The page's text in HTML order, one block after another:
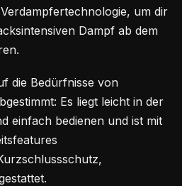
um dir
Dampf ab dem
die Bedürfnisse von
Es liegt leicht in der
einfach bedienen und ist mit